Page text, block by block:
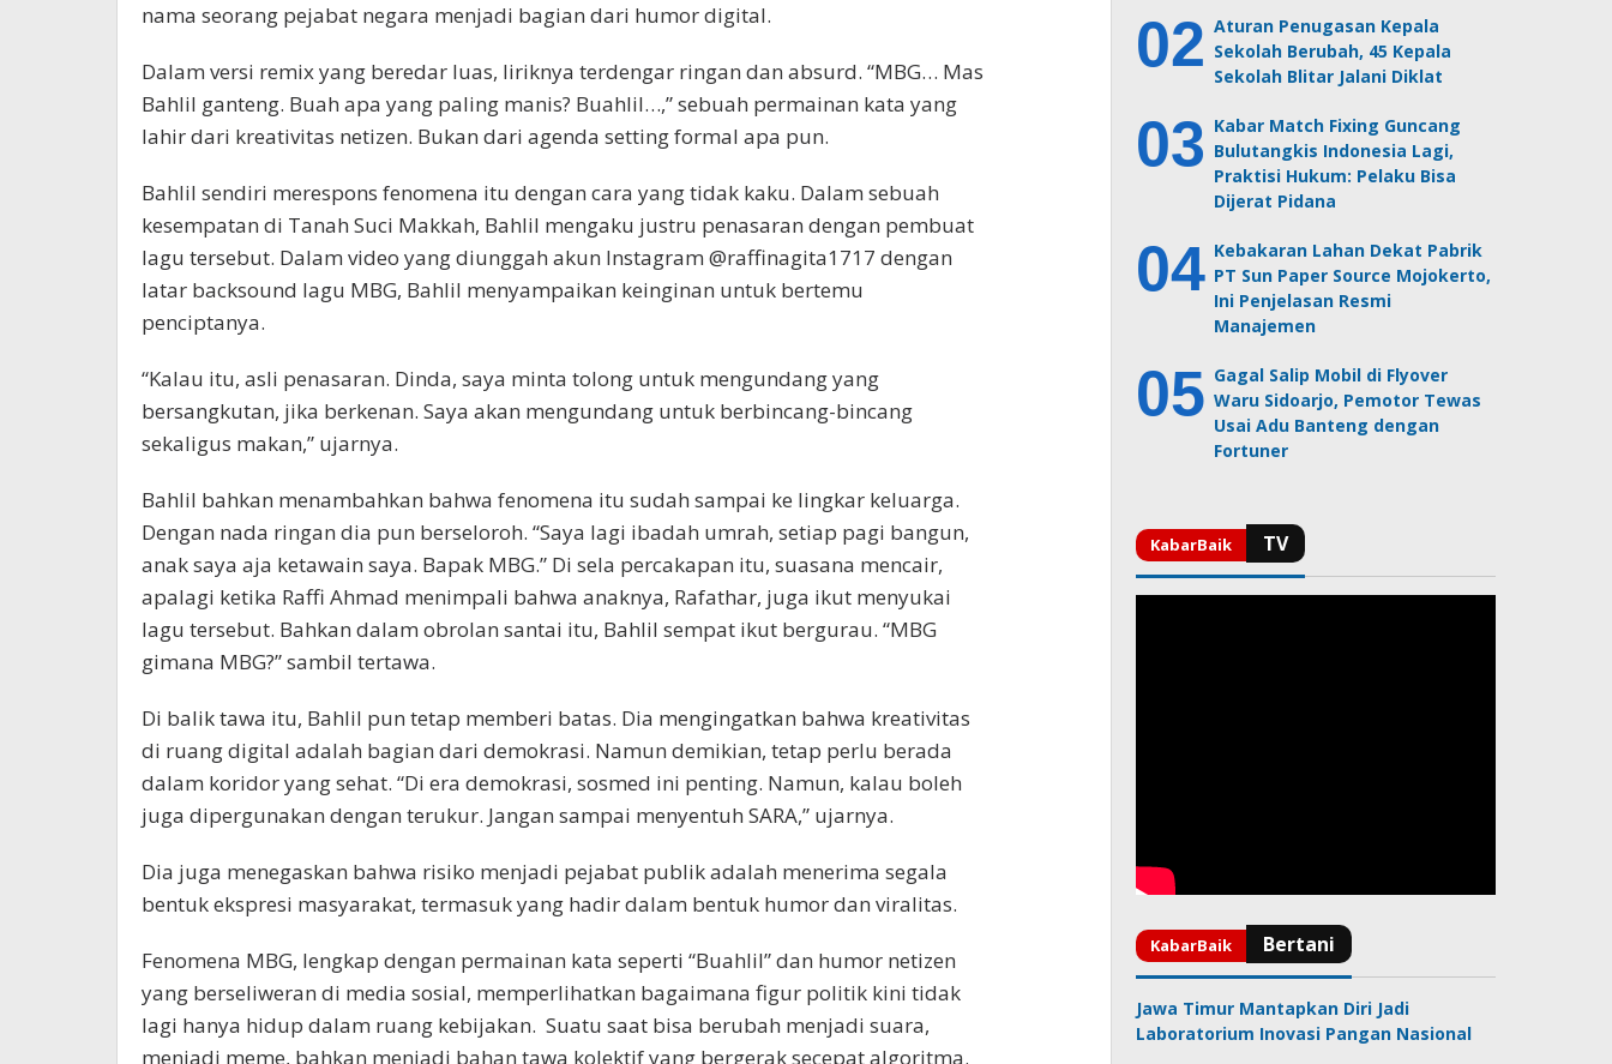
nama seorang pejabat negara menjadi bagian dari humor digital.
Dalam versi remix yang beredar luas, liriknya terdengar ringan dan absurd. “MBG… Mas
Bahlil ganteng. Buah apa yang paling manis? Buahlil…,” sebuah permainan kata yang
lahir dari kreativitas netizen. Bukan dari agenda setting formal apa pun.
Bahlil sendiri merespons fenomena itu dengan cara yang tidak kaku. Dalam sebuah
kesempatan di Tanah Suci Makkah, Bahlil mengaku justru penasaran dengan pembuat
lagu tersebut. Dalam video yang diunggah akun Instagram @raffinagita1717 dengan
latar backsound lagu MBG, Bahlil menyampaikan keinginan untuk bertemu
penciptanya.
“Kalau itu, asli penasaran. Dinda, saya minta tolong untuk mengundang yang
bersangkutan, jika berkenan. Saya akan mengundang untuk berbincang-bincang
sekaligus makan,” ujarnya.
Bahlil bahkan menambahkan bahwa fenomena itu sudah sampai ke lingkar keluarga.
Dengan nada ringan dia pun berseloroh. “Saya lagi ibadah umrah, setiap pagi bangun,
anak saya aja ketawain saya. Bapak MBG.” Di sela percakapan itu, suasana mencair,
apalagi ketika Raffi Ahmad menimpali bahwa anaknya, Rafathar, juga ikut menyukai
lagu tersebut. Bahkan dalam obrolan santai itu, Bahlil sempat ikut bergurau. “MBG
gimana MBG?” sambil tertawa.
Di balik tawa itu, Bahlil pun tetap memberi batas. Dia mengingatkan bahwa kreativitas
di ruang digital adalah bagian dari demokrasi. Namun demikian, tetap perlu berada
dalam koridor yang sehat. “Di era demokrasi, sosmed ini penting. Namun, kalau boleh
juga dipergunakan dengan terukur. Jangan sampai menyentuh SARA,” ujarnya.
Dia juga menegaskan bahwa risiko menjadi pejabat publik adalah menerima segala
bentuk ekspresi masyarakat, termasuk yang hadir dalam bentuk humor dan viralitas.
Fenomena MBG, lengkap dengan permainan kata seperti “Buahlil” dan humor netizen
yang berseliweran di media sosial, memperlihatkan bagaimana figur politik kini tidak
lagi hanya hidup dalam ruang kebijakan. Suatu saat bisa berubah menjadi suara,
menjadi meme, bahkan menjadi bahan tawa kolektif yang bergerak secepat algoritma.
Aturan Penugasan Kepala
Sekolah Berubah, 45 Kepala
Sekolah Blitar Jalani Diklat
Kabar Match Fixing Guncang
Bulutangkis Indonesia Lagi,
Praktisi Hukum: Pelaku Bisa
Dijerat Pidana
Kebakaran Lahan Dekat Pabrik
PT Sun Paper Source Mojokerto,
Ini Penjelasan Resmi
Manajemen
Gagal Salip Mobil di Flyover
Waru Sidoarjo, Pemotor Tewas
Usai Adu Banteng dengan
Fortuner
Jawa Timur Mantapkan Diri Jadi
Laboratorium Inovasi Pangan Nasional